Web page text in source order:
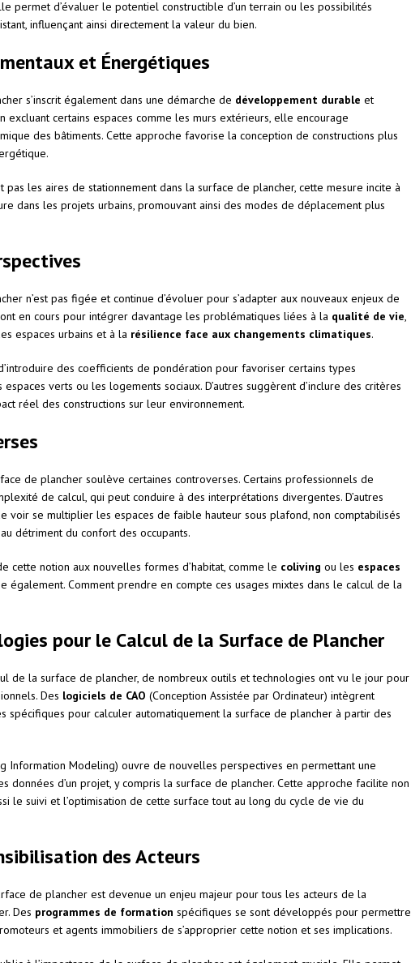
permet d’évaluer le potentiel constructible d’un terrain ou les possibilités
influençant ainsi directement la valeur du bien.
et Énergétiques
s’inscrit également dans une démarche de développement durable et
excluant certains espaces comme les murs extérieurs, elle encourage
des bâtiments. Cette approche favorise la conception de constructions plus
pas les aires de stationnement dans la surface de plancher, cette mesure incite à
dans les projets urbains, promouvant ainsi des modes de déplacement plus
n’est pas figée et continue d’évoluer pour s’adapter aux nouveaux enjeux de
en cours pour intégrer davantage les problématiques liées à la qualité de vie,
espaces urbains et à la résilience face aux changements climatiques.
des coefficients de pondération pour favoriser certains types
espaces verts ou les logements sociaux. D’autres suggèrent d’inclure des critères
réel des constructions sur leur environnement.
de plancher soulève certaines controverses. Certains professionnels de
de calcul, qui peut conduire à des interprétations divergentes. D’autres
voir se multiplier les espaces de faible hauteur sous plafond, non comptabilisés
détriment du confort des occupants.
cette notion aux nouvelles formes d’habitat, comme le coliving ou les espaces
également. Comment prendre en compte ces usages mixtes dans le calcul de la
pour le Calcul de la Surface de Plancher
de la surface de plancher, de nombreux outils et technologies ont vu le jour pour
Des logiciels de CAO (Conception Assistée par Ordinateur) intègrent
spécifiques pour calculer automatiquement la surface de plancher à partir des
Information Modeling) ouvre de nouvelles perspectives en permettant une
données d’un projet, y compris la surface de plancher. Cette approche facilite non
le suivi et l’optimisation de cette surface tout au long du cycle de vie du
des Acteurs
de plancher est devenue un enjeu majeur pour tous les acteurs de la
Des programmes de formation spécifiques se sont développés pour permettre
et agents immobiliers de s’approprier cette notion et ses implications.